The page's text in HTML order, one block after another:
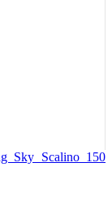
Sky Scalino 150